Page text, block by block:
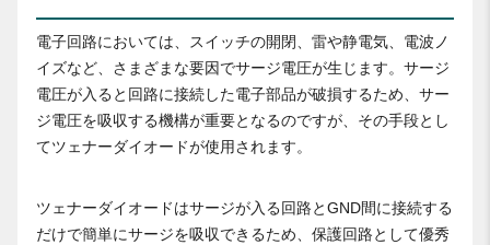
電子回路においては、スイッチの開閉、雷や静電気、電波ノ
イズなど、さまざまな要因でサージ電圧が生じます。サージ
電圧が入ると回路に接続した電子部品が破損するため、サー
ジ電圧を吸収する機構が重要となるのですが、その手段とし
てツェナーダイオードが使用されます。
ツェナーダイオードはサージが入る回路とGND間に接続する
だけで簡単にサージを吸収できるため、保護回路として優秀